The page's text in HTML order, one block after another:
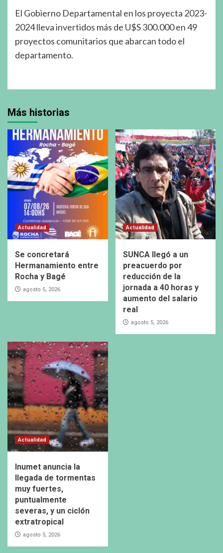
El Gobierno Departamental en los proyecta 2023-
2024 lleva invertidos más de U$S 300.000 en 49
proyectos comunitarios que abarcan todo el
departamento.
Más historias
Actualidad
Se concretará
Hermanamiento entre
Rocha y Bagé
agosto 5, 2026
Actualidad
SUNCA llegó a un
preacuerdo por
reducción de la
jornada a 40 horas y
aumento del salario
real
agosto 5, 2026
Actualidad
Inumet anuncia la
llegada de tormentas
muy fuertes,
puntualmente
severas, y un ciclón
extratropical
agosto 5, 2026